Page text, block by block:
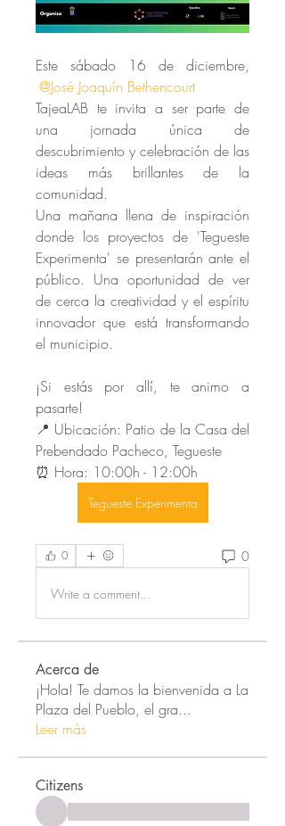
Este sábado 16 de diciembre,
@José Joaquín Bethencourt
TajeaLAB te invita a ser parte de
una jornada única de
descubrimiento y celebración de las
ideas más brillantes de la
comunidad.
Una mañana llena de inspiración
donde los proyectos de 'Tegueste
Experimenta' se presentarán ante el
público. Una oportunidad de ver
de cerca la creatividad y el espíritu
innovador que está transformando
el municipio.
¡Si estás por allí, te animo a
pasarte!
📍 Ubicación: Patio de la Casa del
Prebendado Pacheco, Tegueste
⏰ Hora: 10:00h - 12:00h
Tegueste Experimenta
0 0
Write a comment...
Acerca de
¡Hola! Te damos la bienvenida a La
Plaza del Pueblo, el gra...
Leer más
Citizens